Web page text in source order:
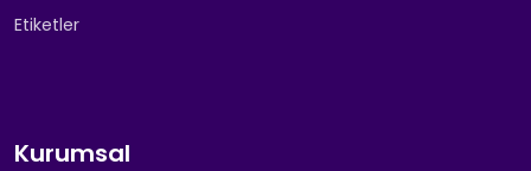
Etiketler
Kurumsal